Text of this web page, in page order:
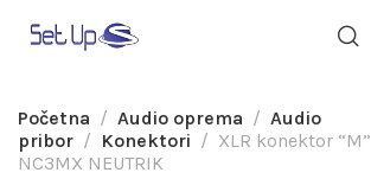
Početna Audio oprema
Audio
pribor
Konektori
XLR konektor “M”
NC3MX NEUTRIK